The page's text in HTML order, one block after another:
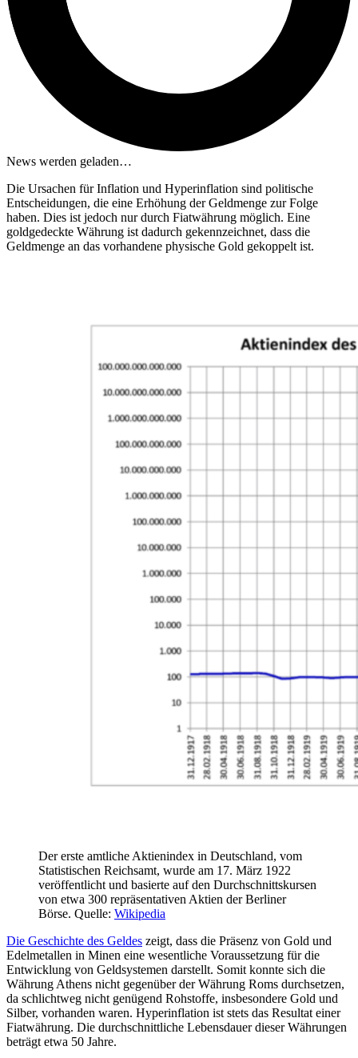
News werden geladen…
Die Ursachen für Inflation und Hyperinflation sind politische
Entscheidungen, die eine Erhöhung der Geldmenge zur Folge
haben. Dies ist jedoch nur durch Fiatwährung möglich. Eine
goldgedeckte Währung ist dadurch gekennzeichnet, dass die
Geldmenge an das vorhandene physische Gold gekoppelt ist.
Der erste amtliche Aktienindex in Deutschland, vom
Statistischen Reichsamt, wurde am 17. März 1922
veröffentlicht und basierte auf den Durchschnittskursen
von etwa 300 repräsentativen Aktien der Berliner
Börse. Quelle: Wikipedia
Die Geschichte des Geldes zeigt, dass die Präsenz von Gold und
Edelmetallen in Minen eine wesentliche Voraussetzung für die
Entwicklung von Geldsystemen darstellt. Somit konnte sich die
Währung Athens nicht gegenüber der Währung Roms durchsetzen,
da schlichtweg nicht genügend Rohstoffe, insbesondere Gold und
Silber, vorhanden waren. Hyperinflation ist stets das Resultat einer
Fiatwährung. Die durchschnittliche Lebensdauer dieser Währungen
beträgt etwa 50 Jahre.